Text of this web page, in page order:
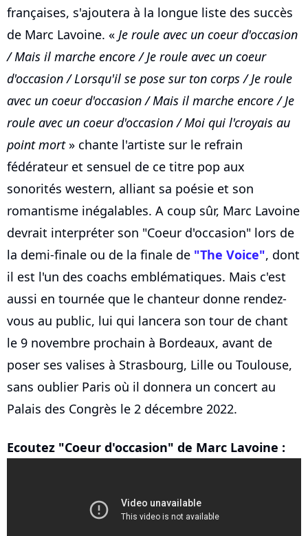
françaises, s'ajoutera à la longue liste des succès
de Marc Lavoine. « Je roule avec un coeur d'occasion
/ Mais il marche encore / Je roule avec un coeur
d'occasion / Lorsqu'il se pose sur ton corps / Je roule
avec un coeur d'occasion / Mais il marche encore / Je
roule avec un coeur d'occasion / Moi qui l'croyais au
point mort» chante l'artiste sur le refrain
fédérateur et sensuel de ce titre pop aux
sonorités western, alliant sa poésie et son
romantisme inégalables. A coup sûr, Marc Lavoine
devrait interpréter son "Coeur d'occasion" lors de
la demi-finale ou de la finale de "The Voice", dont
il est l'un des coachs emblématiques. Mais c'est
aussi en tournée que le chanteur donne rendez-
vous au public, lui qui lancera son tour de chant
le 9 novembre prochain à Bordeaux, avant de
poser ses valises à Strasbourg, Lille ou Toulouse,
sans oublier Paris où il donnera un concert au
Palais des Congrès le 2 décembre 2022.
Ecoutez "Coeur d'occasion" de Marc Lavoine :